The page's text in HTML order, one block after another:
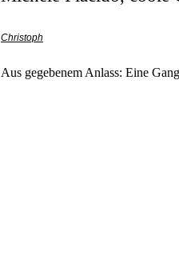
Christoph
Aus gegebenem Anlass: Eine